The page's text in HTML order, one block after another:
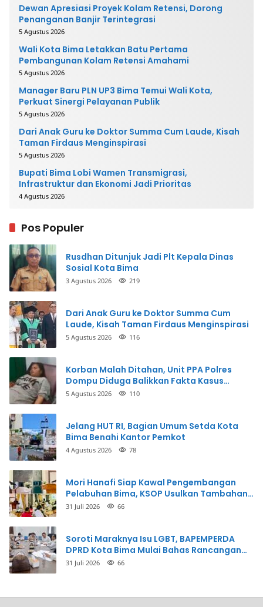
Dewan Apresiasi Proyek Kolam Retensi, Dorong
Penanganan Banjir Terintegrasi
5 Agustus 2026
Wali Kota Bima Letakkan Batu Pertama
Pembangunan Kolam Retensi Amahami
5 Agustus 2026
Manager Baru PLN UP3 Bima Temui Wali Kota,
Perkuat Sinergi Pelayanan Publik
5 Agustus 2026
Dari Anak Guru ke Doktor Summa Cum Laude, Kisah
Taman Firdaus Menginspirasi
5 Agustus 2026
Bupati Bima Lobi Wamen Transmigrasi,
Infrastruktur dan Ekonomi Jadi Prioritas
4 Agustus 2026
Pos Populer
Rusdhan Ditunjuk Jadi Plt Kepala Dinas
Sosial Kota Bima
3 Agustus 2026 219
Dari Anak Guru ke Doktor Summa Cum
Laude, Kisah Taman Firdaus Menginspirasi
5 Agustus 2026 116
Korban Malah Ditahan, Unit PPA Polres
Dompu Diduga Balikkan Fakta Kasus
Penganiayaan
5 Agustus 2026 110
Jelang HUT RI, Bagian Umum Setda Kota
Bima Benahi Kantor Pemkot
4 Agustus 2026 78
Mori Hanafi Siap Kawal Pengembangan
Pelabuhan Bima, KSOP Usulkan Tambahan
Dermaga Rp400 Miliar
31 Juli 2026 66
Soroti Maraknya Isu LGBT, BAPEMPERDA
DPRD Kota Bima Mulai Bahas Rancangan
Perda Pencegahan
31 Juli 2026 66